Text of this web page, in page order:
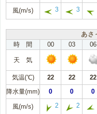
風(m/s) 3 3
あさ
時 間
00 03 06
天 気
気温(℃) 22 22 22
降水量(mm)
0 0 0
風(m/s) 2 2